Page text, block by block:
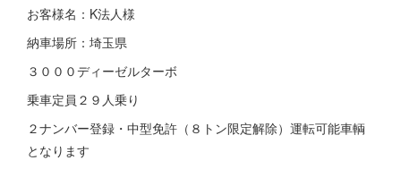
お客様名：K法人様
納車場所：埼玉県
３０００ディーゼルターボ
乗車定員２９人乗り
２ナンバー登録・中型免許（８トン限定解除）運転可能車輌
となります